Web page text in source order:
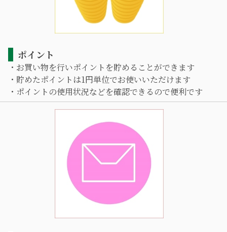
ポイント
・お買い物を行いポイントを貯めることができます
・貯めたポイントは1円単位でお使いいただけます
・ポイントの使用状況などを確認できるので便利です